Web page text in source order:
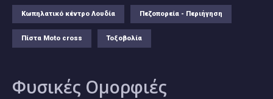
Κωπηλατικό κέντρο Λουδία Πεζοπορεία - Περιήγηση
Πίστα Moto cross Τοξοβολία
Φυσικές Ομορφιές